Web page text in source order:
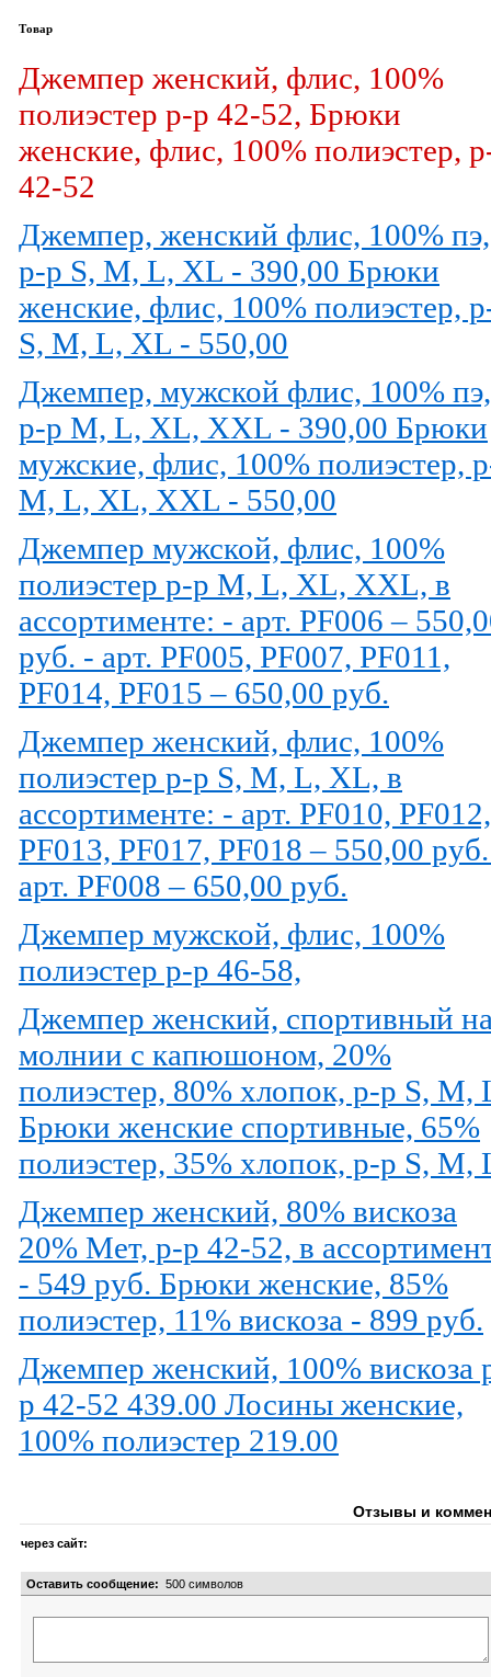
Товар
Джемпер женский, флис, 100%
полиэстер р-р 42-52, Брюки
женские, флис, 100% полиэстер,
42-52
Джемпер, женский флис, 100% пэ,
р-р S, M, L, XL - 390,00 Брюки
женские, флис, 100% полиэстер,
S, M, L, XL - 550,00
Джемпер, мужской флис, 100% пэ,
р-р M, L, XL, XXL - 390,00 Брюки
мужские, флис, 100% полиэстер,
M, L, XL, XXL - 550,00
Джемпер мужской, флис, 100%
полиэстер р-р M, L, XL, XXL, в
ассортименте: - арт. PF006 –
руб. - арт. PF005, PF007, PF011,
PF014, PF015 – 650,00 руб.
Джемпер женский, флис, 100%
полиэстер р-р S, M, L, XL, в
ассортименте: - арт. PF010, PF012,
PF013, PF017, PF018 – 550,00
арт. PF008 – 650,00 руб.
Джемпер мужской, флис, 100%
полиэстер р-р 46-58,
Джемпер женский, спортивный
молнии с капюшоном, 20%
полиэстер, 80% хлопок, р-р S, M,
Брюки женские спортивные, 65%
полиэстер, 35% хлопок, р-р S, M,
Джемпер женский, 80% вискоза
20% Мет, р-р 42-52, в
- 549 руб. Брюки женские, 85%
полиэстер, 11% вискоза - 899 руб.
Джемпер женский, 100% вискоза
р 42-52 439.00 Лосины женские,
100% полиэстер 219.00
Отзывы и
через сайт:
Оставить сообщение: 500 символов